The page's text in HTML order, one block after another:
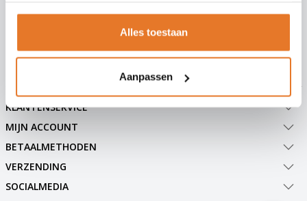
Alles toestaan
Aanpassen
Abonneer
KLANTENSERVICE
MIJN ACCOUNT
BETAALMETHODEN
VERZENDING
SOCIALMEDIA